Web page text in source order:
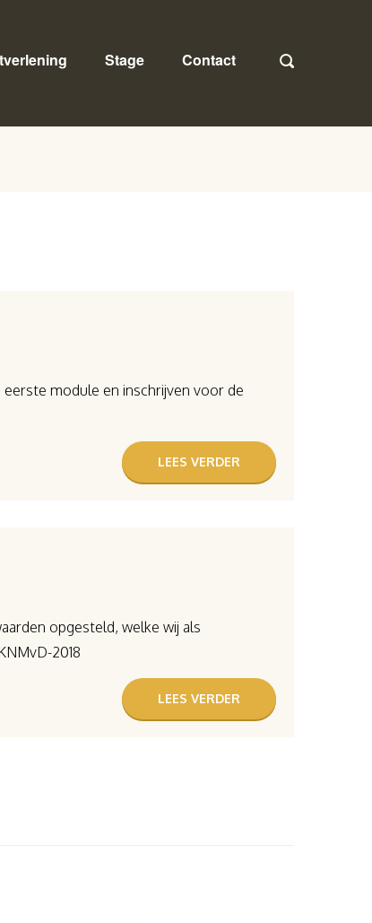
Stage Contact
module en inschrijven voor de
LEES VERDER
opgesteld, welke wij als
2018
LEES VERDER